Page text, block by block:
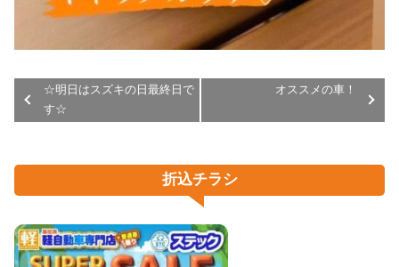
☆明日はスズキの日最終日で
す☆
オススメの車！
折込チラシ